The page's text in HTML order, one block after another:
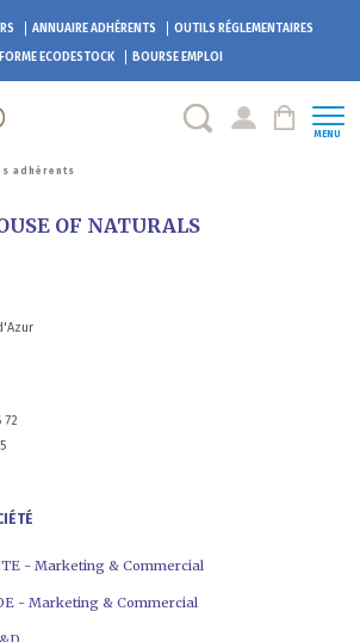
ANNUAIRE ADHÉRENTS
OUTILS RÉGLEMENTAIRES
ECODESTOCK BOURSE EMPLOI
MENU
adhérents
OF NATURALS
72
- Marketing & Commercial
- Marketing & Commercial